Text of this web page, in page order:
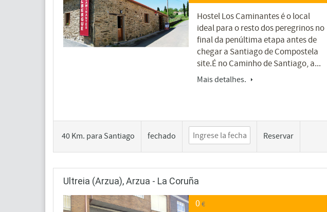
Hostel Los Caminantes é o local
ideal para o resto dos peregrinos no
final da penúltima etapa antes de
chegar a Santiago de Compostela
site.É no Caminho de Santiago, a...
Mais detalhes.
40 Km. para Santiago fechado Reservar
Ultreia (Arzua), Arzua - La Coruña
0€